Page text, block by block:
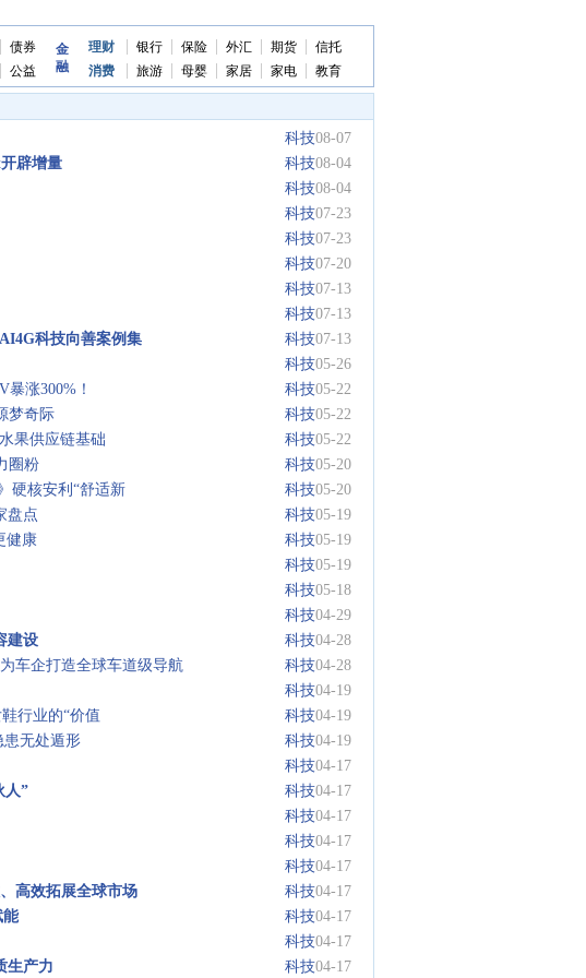
债券
公益
金
融
理财 银行 保险 外汇 期货
信托
消费
旅游 母婴 家居 家电 教育
科技08-07
科技
辟增量
08-04
科技08-04
科技07-23
科技07-23
科技07-20
科技07-13
科技07-13
科技
科技向善案例集
07-13
科技05-26
科技
涨300%！
05-22
科技
梦奇际
05-22
科技
果供应链基础
05-22
科技
圈粉
05-20
科技
硬核安利“舒适新
05-20
科技
盘点
05-19
科技
健康
05-19
科技05-19
科技05-18
科技04-29
科技
建设
04-28
科技
车企打造全球车道级导航
04-28
科技04-19
科技
行业的“价值
04-19
科技
患无处遁形
04-19
科技04-17
科技
人”
04-17
科技04-17
科技04-17
科技04-17
科技
高效拓展全球市场
04-17
科技
能
04-17
科技04-17
科技
生产力 04-17